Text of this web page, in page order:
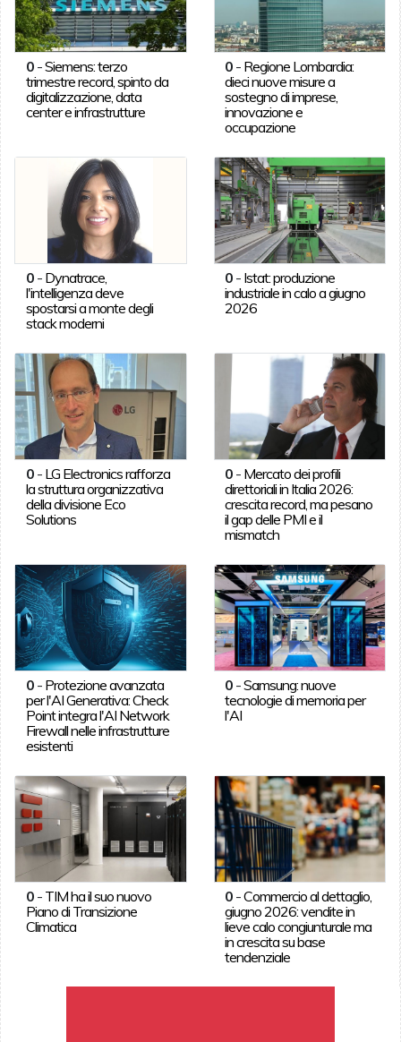
0-Siemens: terzo
trimestre record, spinto da
digitalizzazione, data
center e infrastrutture
0 - Regione Lombardia:
dieci nuove misure a
sostegno di imprese,
innovazione e
occupazione
0- Dynatrace,
l'intelligenza deve
spostarsi a monte degli
stack moderni
0 - Istat: produzione
industriale in calo a giugno
2026
0- LG Electronics rafforza
la struttura organizzativa
della divisione Eco
Solutions
0 - Mercato dei profili
direttoriali in Italia 2026:
crescita record, ma pesano
il gap delle PMI e il
mismatch
0- Protezione avanzata
per l'AI Generativa: Check
Point integra l'AI Network
Firewall nelle infrastrutture
esistenti
0 -Samsung: nuove
tecnologie di memoria per
l'AI
0- TIM ha il suo nuovo
Piano di Transizione
Climatica
0 -Commercio al dettaglio,
giugno 2026: vendite in
lieve calo congiunturale ma
in crescita su base
tendenziale